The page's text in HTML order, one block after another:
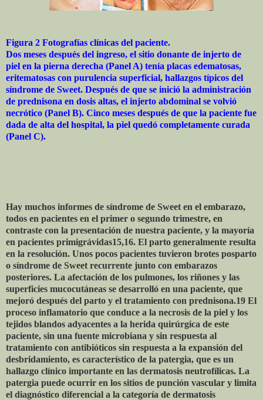
Figura 2 Fotografías clínicas del paciente.
Dos meses después del ingreso, el sitio donante de injerto de
piel en la pierna derecha (Panel A) tenía placas edematosas,
eritematosas con purulencia superficial, hallazgos típicos del
síndrome de Sweet. Después de que se inició la administración
de prednisona en dosis altas, el injerto abdominal se volvió
necrótico (Panel B). Cinco meses después de que la paciente fue
dada de alta del hospital, la piel quedó completamente curada
(Panel C).
Hay muchos informes de síndrome de Sweet en el embarazo,
todos en pacientes en el primer o segundo trimestre, en
contraste con la presentación de nuestra paciente, y la mayoría
en pacientes primigrávidas15,16. El parto generalmente resulta
en la resolución. Unos pocos pacientes tuvieron brotes posparto
o síndrome de Sweet recurrente junto con embarazos
posteriores. La afectación de los pulmones, los riñones y las
superficies mucocutáneas se desarrolló en una paciente, que
mejoró después del parto y el tratamiento con prednisona.19 El
proceso inflamatorio que conduce a la necrosis de la piel y los
tejidos blandos adyacentes a la herida quirúrgica de este
paciente, sin una fuente microbiana y sin respuesta al
tratamiento con antibióticos sin respuesta a la expansión del
desbridamiento, es característico de la patergia, que es un
hallazgo clínico importante en las dermatosis neutrofílicas. La
patergia puede ocurrir en los sitios de punción vascular y limita
el diagnóstico diferencial a la categoría de dermatosis